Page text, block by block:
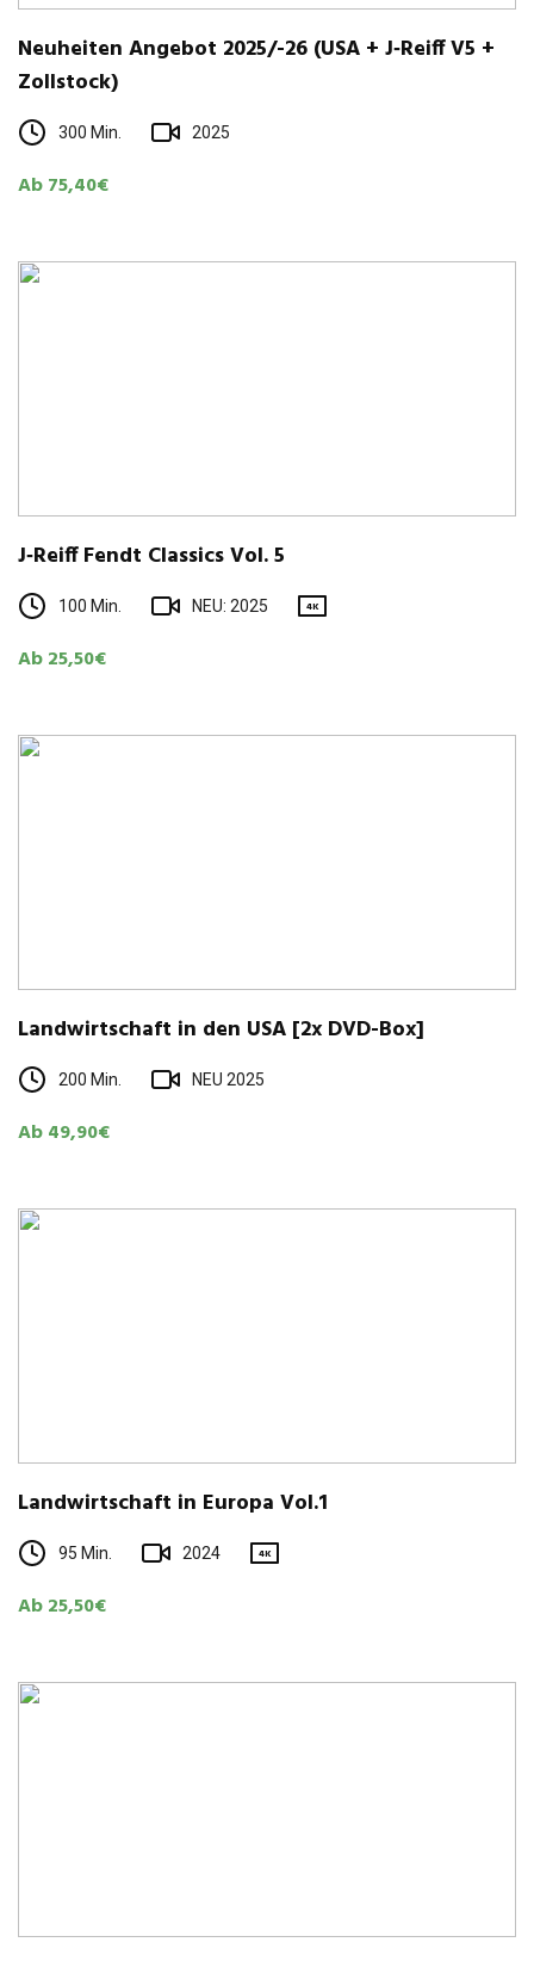
Neu­hei­ten Ange­bot 2025/-26 (USA + J‑Reiff V5 +
Zollstock)
300 Min. 2025
Ab 75,40€
J‑Reiff Fendt Clas­sics Vol. 5
100 Min. NEU: 2025 4K
Ab 25,50€
Land­wirt­schaft in den USA [2x DVD-Box]
200 Min. NEU 2025
Ab 49,90€
Land­wirt­schaft in Europa Vol.1
95 Min. 2024 4K
Ab 25,50€